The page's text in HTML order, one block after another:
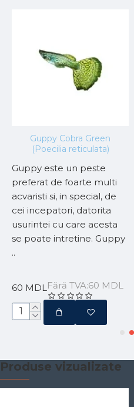
Guppy Cobra Green
(Poecilia reticulata)
Guppy este un peste
preferat de foarte multi
acvaristi si, in special, de
cei incepatori, datorita
usurintei cu care acesta
se poate intretine. Guppy
..
60 MDLFără TVA:60 MDL
Produse vizualizate